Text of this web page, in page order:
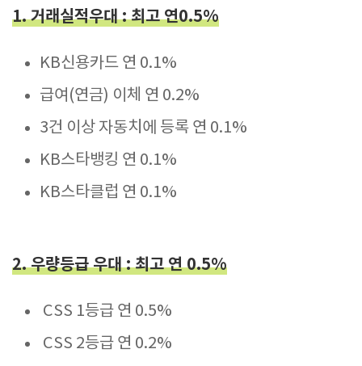
1. 거래실적우대 : 최고 연0.5%
KB신용카드 연 0.1%
급여(연금) 이체 연 0.2%
3건 이상 자동치에 등록 연 0.1%
KB스타뱅킹 연 0.1%
KB스타클럽 연 0.1%
2. 우량등급 우대 : 최고 연 0.5%
CSS 1등급 연 0.5%
CSS 2등급 연 0.2%